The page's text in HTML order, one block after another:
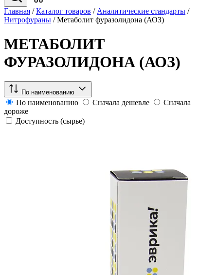
Главная / Каталог товаров / Аналитические стандарты /
Нитрофураны / Метаболит фуразолидона (АОЗ)
МЕТАБОЛИТ
ФУРАЗОЛИДОНА (АОЗ)
По наименованию
По наименованию Сначала дешевле
Сначала
дороже
Доступность (сырье)